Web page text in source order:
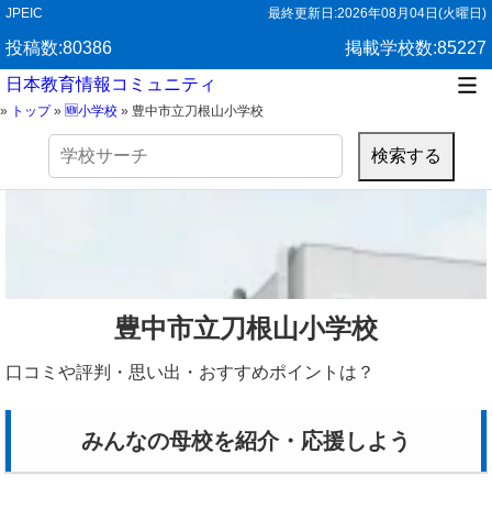
JPEIC 最終更新日:2026年08月04日(火曜日)
投稿数:80386
掲載学校数:85227
日本教育情報コミュニティ
» トップ» 🆕小学校 » 豊中市立刀根山小学校
検
豊中市立刀根山小学校
口コミや評判・思い出・おすすめポイントは？
みんなの母校を紹介・応援しよう